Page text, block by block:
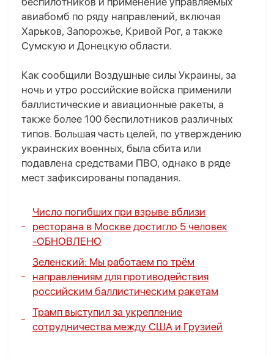
авиабомб по ряду направлений, включая
Харьков, Запорожье, Кривой Рог, а также
Сумскую и Донецкую области.
Как сообщили Воздушные силы Украины, за
ночь и утро российские войска применили
баллистические и авиационные ракеты, а
также более 100 беспилотников различных
типов. Большая часть целей, по утверждению
украинских военных, была сбита или
подавлена средствами ПВО, однако в ряде
мест зафиксированы попадания.
Число погибших при взрыве вблизи
ресторана в Москве достигло 5 человек
-ОБНОВЛЕНО
Зеленский: Мы работаем по трём
направлениям для противодействия
российским баллистическим ракетам
Трамп выступил за укрепление
сотрудничества между США и Грузией